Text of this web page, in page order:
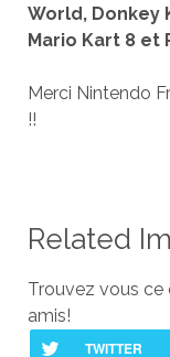
World, Donkey
Mario Kart 8 et
Merci Nintendo
!!
Related
Trouvez vous
amis!